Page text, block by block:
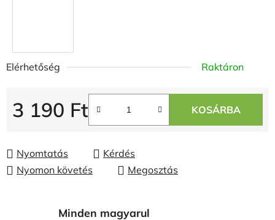
Elérhetőség Raktáron
3 190 Ft KOSÁRBA
Nyomtatás
Kérdés
Nyomon követés
Megosztás
Minden magyarul